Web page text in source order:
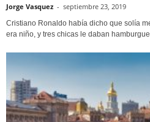
Jorge Vasquez - septiembre 23, 2019
Cristiano Ronaldo había dicho que solía
era niño, y tres chicas le daban